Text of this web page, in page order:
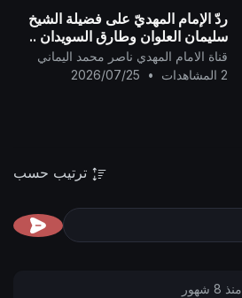
ردّ الإمام المهديّ على فضيلة الشيخ
سليمان العلوان وطارق السويدان ..
قناة الامام المهدي ناصر محمد اليماني
2 المشاهدات
•
2026/07/25
ترتيب حسب
منذ 8 شهور